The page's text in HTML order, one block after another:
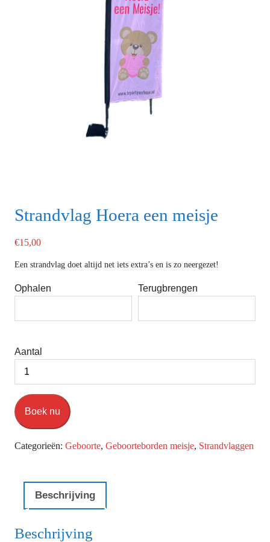
Strandvlag Hoera een meisje
€15,00
Een strandvlag doet altijd net iets extra’s en is zo neergezet!
Ophalen Terugbrengen
Aantal
Boek nu
Categorieën: Geboorte, Geboorteborden meisje, Strandvlaggen
Beschrijving
Beschrijving